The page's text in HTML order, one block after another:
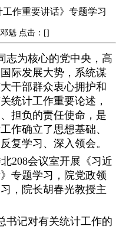
作重要讲话》专题学习
邓魁 点击：[]
志为核心的党中央，高
际发展大势，系统谋
干部群众衷心拥护和
统计工作重要论述，
担负的责任使命，是
作确立了思想基础、
复学习、深入领会。
208会议室开展《习近
专题学习，院党政领
，院长胡春光教授主
书记对有关统计工作的